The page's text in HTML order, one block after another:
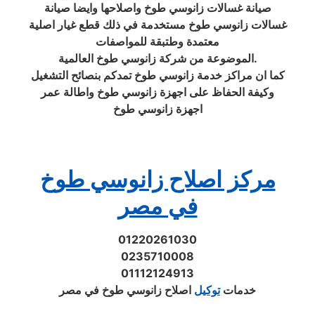
صيانة غسالات زانوسي طوخ واصلاحها وايضا صيانة
غسالات زانوسي طوخ مستخدمة في ذلك قطع غيار اصلية
معتمدة وطتبقة للمواصفات
الموضوعة من شركة زانوسي طوخ العالمية.
كما ان مراكز خدمة زانوسي طوخ تمدكم بنصائح التشغيل
وكيفة الحفاظ على اجهزة زانوسي طوخ واطالة عمر
اجهزة زانوسي طوخ
مركز اصلاح زانوسي طوخ
في مصر
01220261030
0235710008
01112124913
خدماتتوكيل اصلاح زانوسي طوخ في مصر